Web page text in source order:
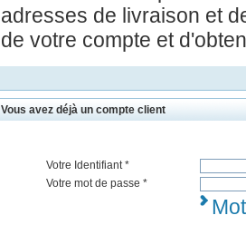
adresses de livraison et
de votre compte et
Vous avez déjà un compte client
Votre Identifiant *
Votre mot de passe *